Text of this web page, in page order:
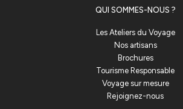
QUI SOMMES-NOUS ?
Les Ateliers du Voyage
Nos artisans
Brochures
Tourisme Responsable
Voyage sur mesure
Rejoignez-nous